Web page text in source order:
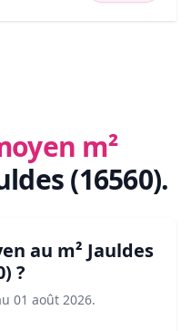
m²
(16560).
au m² Jauldes
?
01 août 2026.